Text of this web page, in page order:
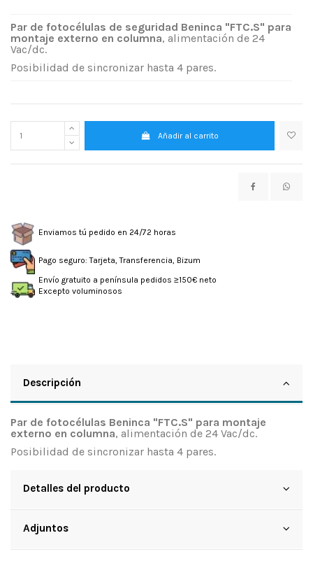
Par de fotocélulas de seguridad Beninca "FTC.S" para
montaje externo en columna, alimentación de 24
Vac/dc.
Posibilidad de sincronizar hasta 4 pares.
Añadir al carrito
Enviamos tú pedido en 24/72 horas
Pago seguro: Tarjeta, Transferencia, Bizum
Envío gratuito a península pedidos ≥150€ neto
Excepto voluminosos
Descripción
Par de fotocélulas Beninca "FTC.S" para montaje
externo en columna, alimentación de 24 Vac/dc.
Posibilidad de sincronizar hasta 4 pares.
Detalles del producto
Adjuntos